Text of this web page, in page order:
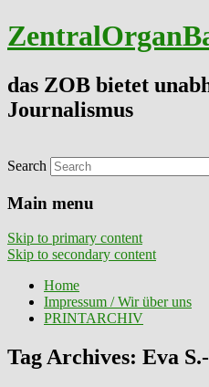
das ZOB bietet
Journalismus
Search
Main menu
Skip to primary content
Skip to secondary content
Home
Impressum / Wir über uns
PRINTARCHIV
Tag Archives: Eva